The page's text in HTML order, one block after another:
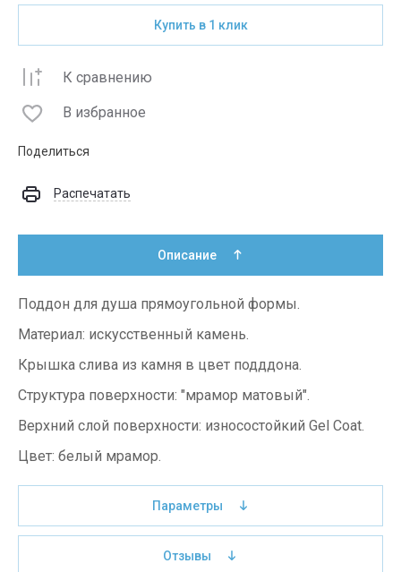
Купить в 1 клик
К сравнению
В избранное
Поделиться
Распечатать
Описание
Поддон для душа прямоугольной формы.
Материал: искусственный камень.
Крышка слива из камня в цвет подддона.
Структура поверхности: "мрамор матовый".
Верхний слой поверхности: износостойкий Gel Coat.
Цвет: белый мрамор.
Параметры
Отзывы